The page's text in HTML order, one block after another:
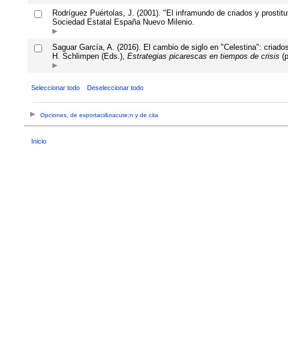
Rodríguez Puértolas, J. (2001). "El inframundo de criados y
Sociedad Estatal España Nuevo Milenio.
Saguar García, A. (2016). El cambio de siglo en "Celestina":
H. Schlimpen (Eds.), Estrategias picarescas en tiempos de crisis
Seleccionar todo Deseleccionar todo
Opciones, de exportaci&oacute;n y de cita
Inicio